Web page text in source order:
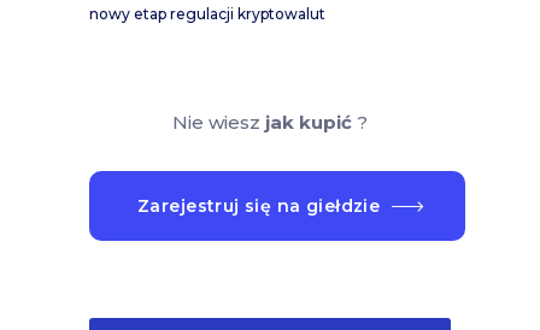
nowy etap regulacji kryptowalut
Nie wiesz jak kupić?
Zarejestruj się na giełdzie